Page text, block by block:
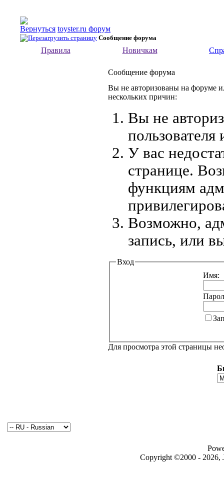
toyster.ru форум
Сообщение форума
Правила Новичкам
Сообщение форума
Вы не авторизованы на форуме
нескольких причин:
Вы не
У вас
странице.
функциям
Возможно,
запись, или
Вход
Имя:
Для просмотра этой страницы
Copyright ©2000 - 2026,